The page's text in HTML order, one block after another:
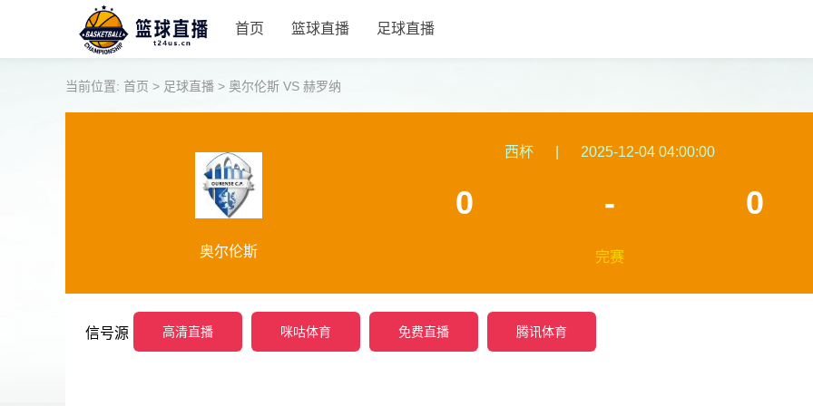
首页 篮球直播 足球直播
当前位置: 首页 > 足球直播 > 奥尔伦斯 VS 赫罗纳
奥尔伦斯
西杯 2025-12-04 04:00:00
0 - 0
完赛
信号源 高清直播 咪咕体育 免费直播 腾讯体育